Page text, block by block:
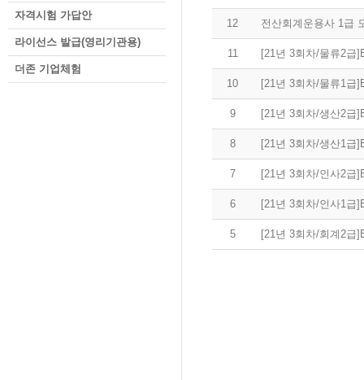
자격시험 가답안
라이선스 발급(영리기관용)
더존 기업체험
12 전산회계운용사 1급
11 [21년 3회차/물류2급
10 [21년 3회차/물류1급
9 [21년 3회차/생산2급
8 [21년 3회차/생산1급
7 [21년 3회차/인사2급
6 [21년 3회차/인사1급
5 [21년 3회차/회계2급